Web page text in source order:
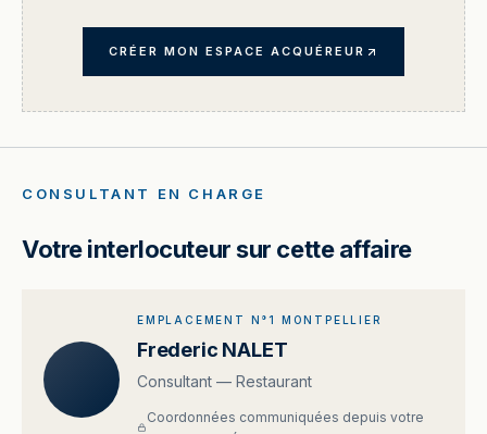
CRÉER MON ESPACE ACQUÉREUR
CONSULTANT EN CHARGE
Votre interlocuteur sur cette affaire
EMPLACEMENT N°1 MONTPELLIER
Frederic NALET
Consultant — Restaurant
Coordonnées communiquées depuis votre